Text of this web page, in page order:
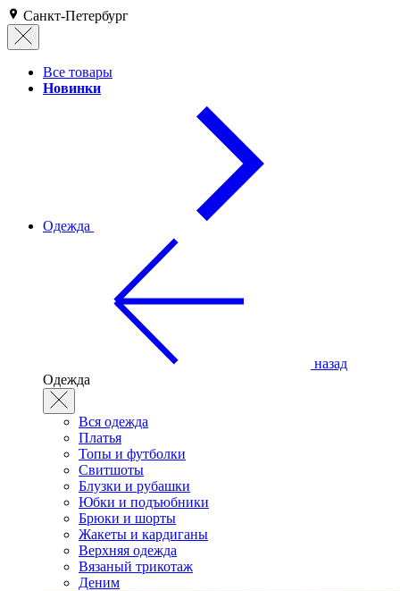
Санкт-Петербург
Все товары
Новинки
Одежда
назад
Одежда
Вся одежда
Платья
Топы и футболки
Свитшоты
Блузки и рубашки
Юбки и подъюбники
Брюки и шорты
Жакеты и кардиганы
Верхняя одежда
Вязаный трикотаж
Деним